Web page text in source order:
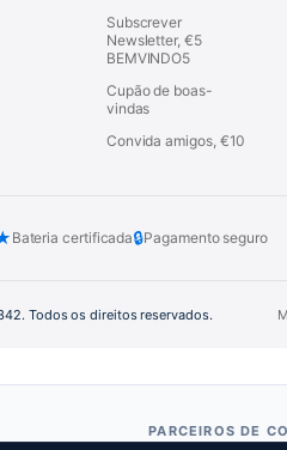
Subscrever
Newsletter, €5
BEMVINDO5
Cupão de boas-
vindas
Convida amigos, €10
Bateria certificada🔒Pagamento seguro
Todos os direitos reservados.
PARCEIROS DE